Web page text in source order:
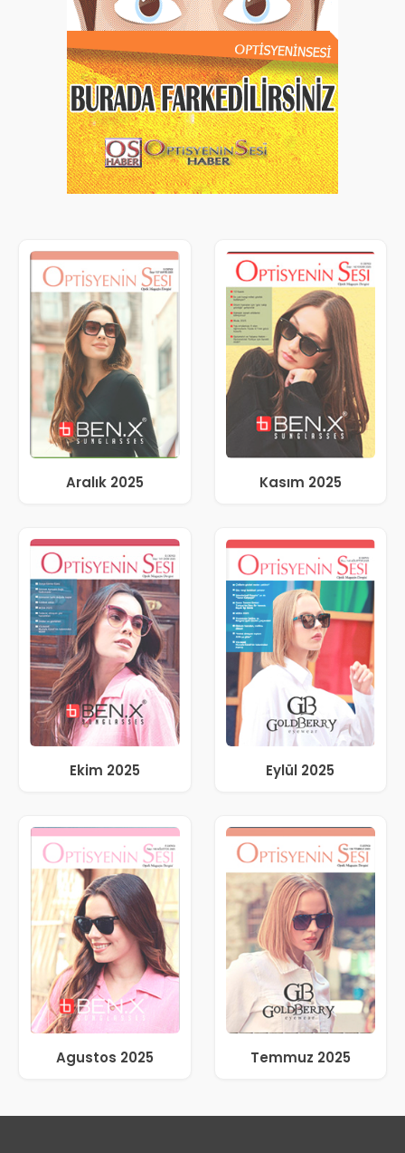
Aralık 2025 Kasım 2025
Ekim 2025 Eylül 2025
Agustos 2025 Temmuz 2025